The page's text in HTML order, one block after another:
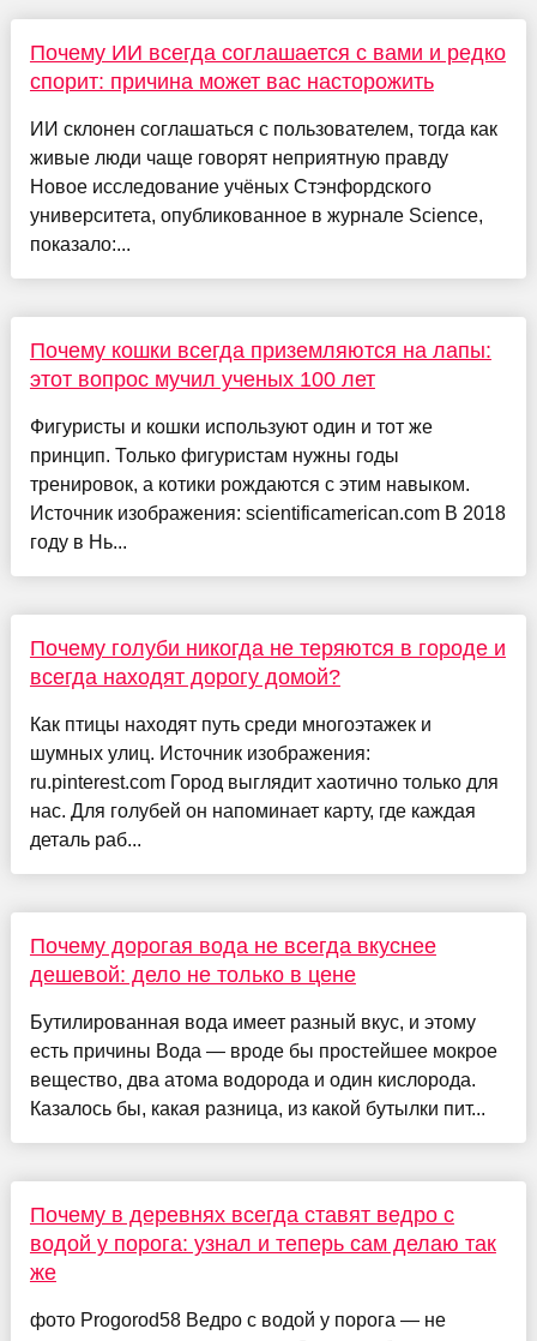
Почему ИИ всегда соглашается с вами и редко
спорит: причина может вас насторожить
ИИ склонен соглашаться с пользователем, тогда как
живые люди чаще говорят неприятную правду
Новое исследование учёных Стэнфордского
университета, опубликованное в журнале Science,
показало:...
Почему кошки всегда приземляются на лапы:
этот вопрос мучил ученых 100 лет
Фигуристы и кошки используют один и тот же
принцип. Только фигуристам нужны годы
тренировок, а котики рождаются с этим навыком.
Источник изображения: scientificamerican.com В 2018
году в Нь...
Почему голуби никогда не теряются в городе и
всегда находят дорогу домой?
Как птицы находят путь среди многоэтажек и
шумных улиц. Источник изображения:
ru.pinterest.com Город выглядит хаотично только для
нас. Для голубей он напоминает карту, где каждая
деталь раб...
Почему дорогая вода не всегда вкуснее
дешевой: дело не только в цене
Бутилированная вода имеет разный вкус, и этому
есть причины Вода — вроде бы простейшее мокрое
вещество, два атома водорода и один кислорода.
Казалось бы, какая разница, из какой бутылки пит...
Почему в деревнях всегда ставят ведро с
водой у порога: узнал и теперь сам делаю так
же
фото Progorod58 Ведро с водой у порога — не